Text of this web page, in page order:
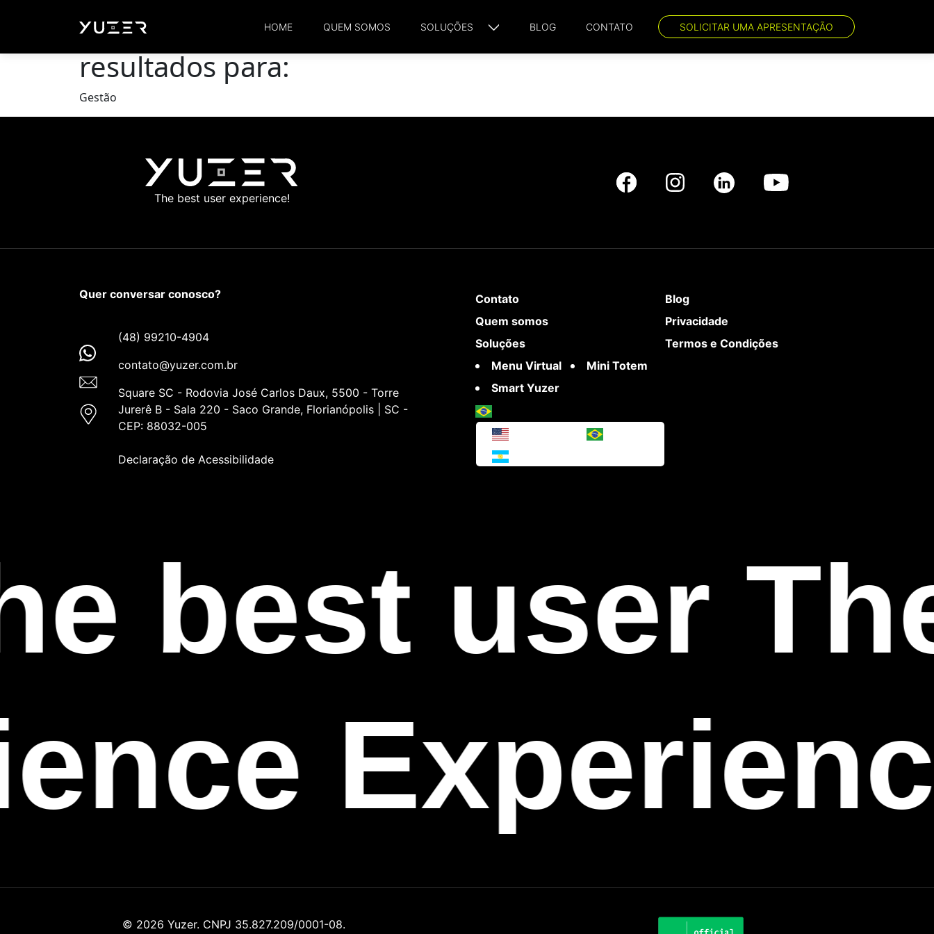
HOME QUEM SOMOS SOLUÇÕES BLOG CONTATO SOLICITAR UMA APRESENTAÇÃO
Aqui estão os
resultados para:
Gestão
The best user experience!
Quer conversar conosco?
(48) 99210-4904
contato@yuzer.com.br
Square SC - Rodovia José Carlos Daux, 5500 - Torre
Jurerê B - Sala 220 - Saco Grande, Florianópolis | SC -
CEP: 88032-005
Declaração de Acessibilidade
Contato
Blog
Quem somos
Privacidade
Soluções
Menu Virtual
Mini Totem
Smart Yuzer
Termos e Condições
best user
© 2026 Yuzer. CNPJ 35.827.209/0001-08.